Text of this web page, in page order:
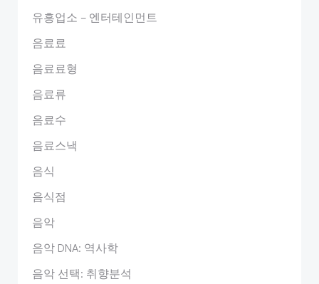
유흥업소 – 엔터테인먼트
음료료
음료료형
음료류
음료수
음료스낵
음식
음식점
음악
음악 DNA: 역사학
음악 선택: 취향분석